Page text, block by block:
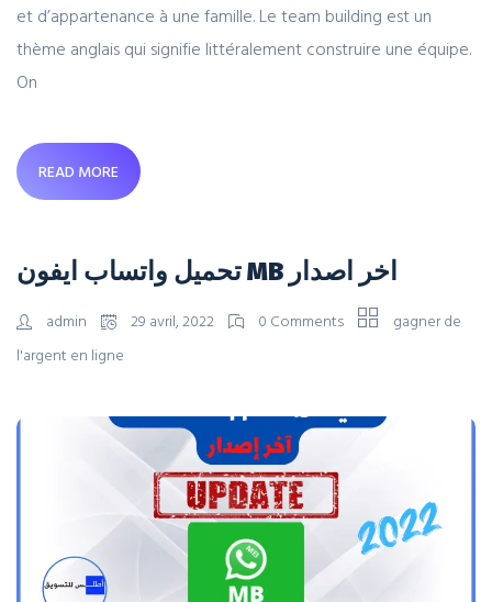
et d’appartenance à une famille. Le team building est un
thème anglais qui signifie littéralement construire une équipe.
On
READ MORE
تحميل واتساب ايفون MB اخر اصدار
admin 29 avril, 2022 0 Comments
gagner de
l'argent en ligne